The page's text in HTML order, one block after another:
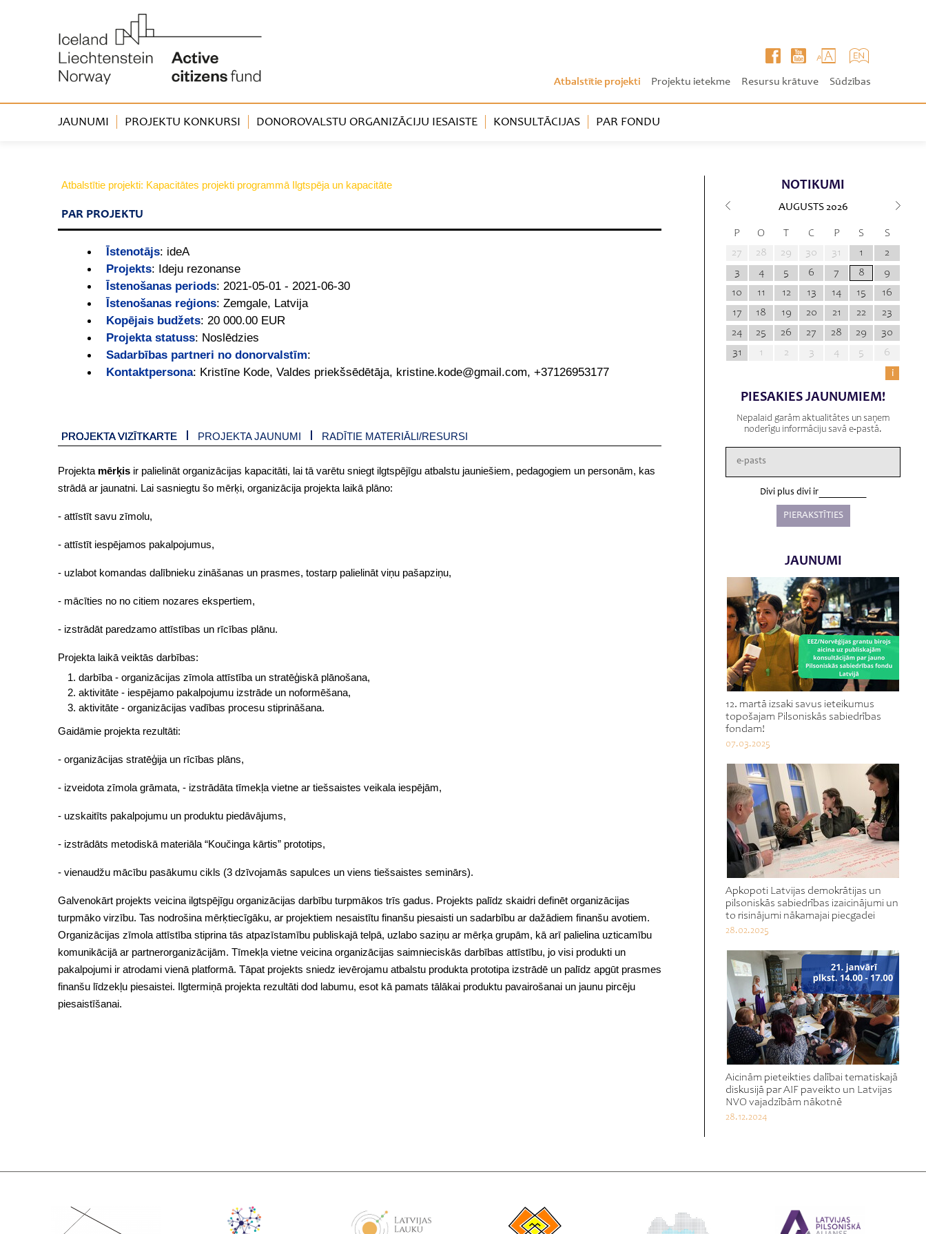
Atbalstītie projekti Projektu ietekme Resursu krātuve Sūdzības
JAUNUMI PROJEKTU KONKURSI DONOROVALSTU ORGANIZĀCIJU IESAISTE KONSULTĀCIJAS PAR FONDU
Atbalstītie projekti: Kapacitātes projekti programmā Ilgtspēja un kapacitāte
PAR PROJEKTU
Īstenotājs: ideA
Projekts: Ideju rezonanse
Īstenošanas periods: 2021-05-01 - 2021-06-30
Īstenošanas reģions: Zemgale, Latvija
Kopējais budžets: 20 000.00 EUR
Projekta statuss: Noslēdzies
Sadarbības partneri no donorvalstīm:
Kontaktpersona: Kristīne Kode, Valdes priekšsēdētāja, kristine.kode@gmail.com, +37126953177
PROJEKTA VIZĪTKARTE PROJEKTA JAUNUMI RADĪTIE MATERIĀLI/RESURSI
Projekta mērķis ir palielināt organizācijas kapacitāti, lai tā varētu sniegt ilgtspējīgu atbalstu jauniešiem, pedagogiem un personām, kas
strādā ar jaunatni. Lai sasniegtu šo mērķi, organizācija projekta laikā plāno:
- attīstīt savu zīmolu,
- attīstīt iespējamos pakalpojumus,
- uzlabot komandas dalībnieku zināšanas un prasmes, tostarp palielināt viņu pašapziņu,
- mācīties no no citiem nozares ekspertiem,
- izstrādāt paredzamo attīstības un rīcības plānu.
Projekta laikā veiktās darbības:
darbība - organizācijas zīmola attīstība un stratēģiskā plānošana,
aktivitāte - iespējamo pakalpojumu izstrāde un noformēšana,
aktivitāte - organizācijas vadības procesu stiprināšana.
Gaidāmie projekta rezultāti:
- organizācijas stratēģija un rīcības plāns,
- izveidota zīmola grāmata, - izstrādāta tīmekļa vietne ar tiešsaistes veikala iespējām,
- uzskaitīts pakalpojumu un produktu piedāvājums,
- izstrādāts metodiskā materiāla “Koučinga kārtis” prototips,
- vienaudžu mācību pasākumu cikls (3 dzīvojamās sapulces un viens tiešsaistes seminārs).
Galvenokārt projekts veicina ilgtspējīgu organizācijas darbību turpmākos trīs gadus. Projekts palīdz skaidri definēt organizācijas
turpmāko virzību. Tas nodrošina mērķtiecīgāku, ar projektiem nesaistītu finanšu piesaisti un sadarbību ar dažādiem finanšu avotiem.
Organizācijas zīmola attīstība stiprina tās atpazīstamību publiskajā telpā, uzlabo saziņu ar mērķa grupām, kā arī palielina uzticamību
komunikācijā ar partnerorganizācijām. Tīmekļa vietne veicina organizācijas saimnieciskās darbības attīstību, jo visi produkti un
pakalpojumi ir atrodami vienā platformā. Tāpat projekts sniedz ievērojamu atbalstu produkta prototipa izstrādē un palīdz apgūt prasmes
finanšu līdzekļu piesaistei. Ilgtermiņā projekta rezultāti dod labumu, esot kā pamats tālākai produktu pavairošanai un jaunu pircēju
piesaistīšanai.
NOTIKUMI
AUGUSTS 2026
P O T C P S
S
27
28 29 30 31 1
2
3
4 5 6 7 8
9
10
11 12 13 14 15
16
17
18 19 20 21 22
23
24
25 26 27 28 29
30
31
1 2 3 4 5
6
i
PIESAKIES JAUNUMIEM!
Nepalaid garām aktualitātes un saņem
noderīgu informāciju savā e-pastā.
Divi plus divi ir
JAUNUMI
12. martā izsaki savus ieteikumus
topošajam Pilsoniskās sabiedrības
fondam!
07.03.2025
Apkopoti Latvijas demokrātijas un
pilsoniskās sabiedrības izaicinājumi un
to risinājumi nākamajai piecgadei
28.02.2025
Aicinām pieteikties dalībai tematiskajā
diskusijā par AIF paveikto un Latvijas
NVO vajadzībām nākotnē
28.12.2024